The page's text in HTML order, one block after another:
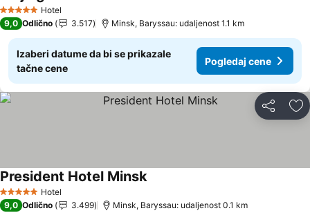
5 ZvezdiceHotel
9,0 Odlično 3.517 Minsk, Baryssau: udaljenost 1.1 km
Izaberi datume da bi se prikazale
tačne cene
Pogledaj cene
Deli
5 ZvezdiceHotel
President Hotel Minsk
9,0 Odlično 3.499 Minsk, Baryssau: udaljenost 0.1 km